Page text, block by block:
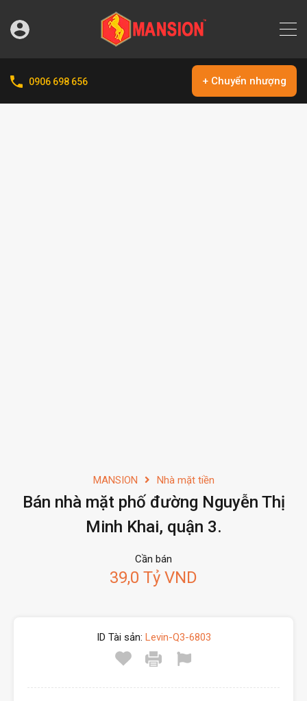
0906 698 656 + Chuyển nhượng
MANSION Nhà mặt tiền
Bán nhà mặt phố đường Nguyễn Thị
Minh Khai, quận 3.
Cần bán
39,0 Tỷ VND
ID Tài sản: Levin-Q3-6803